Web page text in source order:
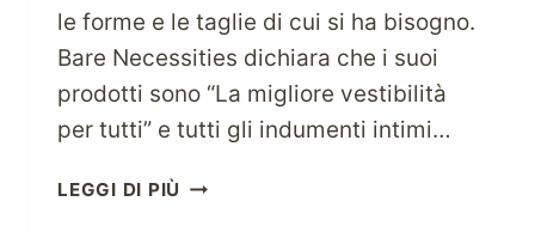
le forme e le taglie di cui si ha bisogno.
Bare Necessities dichiara che i suoi
prodotti sono “La migliore vestibilità
per tutti” e tutti gli indumenti intimi…
LEGGI DI PIÙ DIVENTA